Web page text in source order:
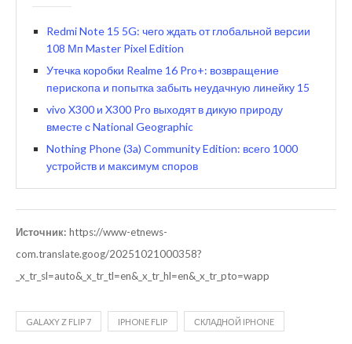
Redmi Note 15 5G: чего ждать от глобальной версии
108 Мп Master Pixel Edition
Утечка коробки Realme 16 Pro+: возвращение
перископа и попытка забыть неудачную линейку 15
vivo X300 и X300 Pro выходят в дикую природу
вместе с National Geographic
Nothing Phone (3a) Community Edition: всего 1000
устройств и максимум споров
Источник: https://www-etnews-
com.translate.goog/20251021000358?
_x_tr_sl=auto&_x_tr_tl=en&_x_tr_hl=en&_x_tr_pto=wapp
GALAXY Z FLIP 7 IPHONE FLIP СКЛАДНОЙ IPHONE